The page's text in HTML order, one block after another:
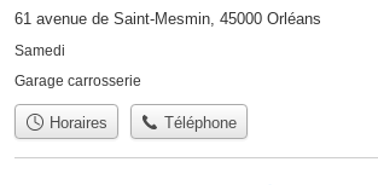
61 avenue de Saint-Mesmin, 45000 Orléans
Samedi
Garage carrosserie
Horaires Téléphone